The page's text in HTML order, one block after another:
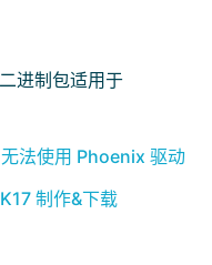
进制包适用于
法使用 Phoenix 驱动
制作&下载